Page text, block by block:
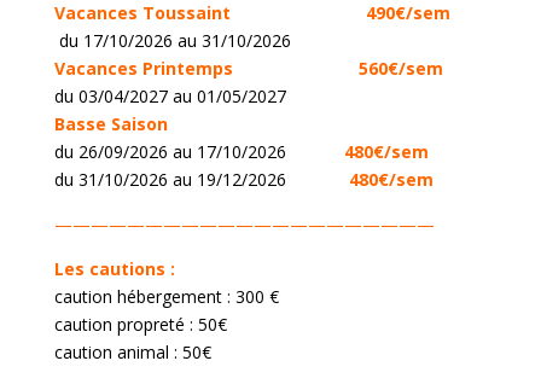
Vacances Toussaint
490€/sem
du 17/10/2026 au 31/10/2026
Vacances Printemps
560€/sem
du 03/04/2027 au 01/05/2027
Basse Saison
du 26/09/2026 au 17/10/2026 480€/sem
du 31/10/2026 au 19/12/2026 480€/sem
—————————————————————
Les cautions :
caution hébergement : 300 €
caution propreté : 50€
caution animal : 50€